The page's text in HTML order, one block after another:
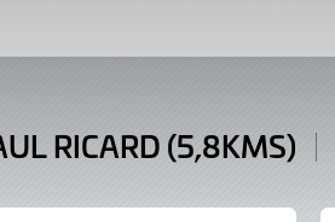
RICARD (5,8KMS)